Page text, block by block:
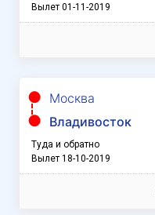
Вылет 01-11-2019
Москва
Владивосток
Туда и обратно
Вылет 18-10-2019